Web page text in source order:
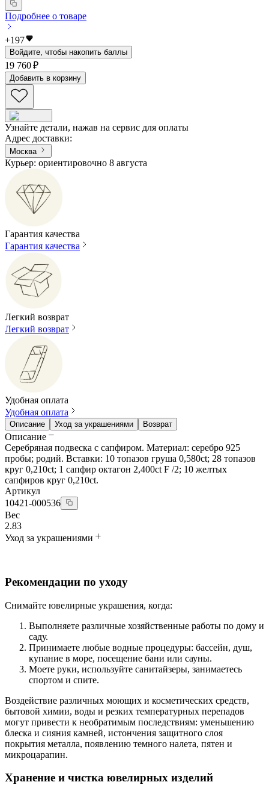
Подробнее о товаре
+197
Войдите, чтобы накопить баллы
19 760 ₽
Добавить в корзину
Узнайте детали, нажав на сервис для оплаты
Адрес доставки:
Москва
Курьер: ориентировочно 8 августа
Гарантия качества
Гарантия качества
Легкий возврат
Легкий возврат
Удобная оплата
Удобная оплата
Описание Уход за украшениями Возврат
Описание
Серебряная подвеска с сапфиром. Материал: серебро 925
пробы; родий. Вставки: 10 топазов груша 0,580ct; 28 топазов
круг 0,210ct; 1 сапфир октагон 2,400ct F /2; 10 желтых
сапфиров круг 0,210ct.
Артикул
10421-000536
Вес
2.83
Уход за украшениями
Рекомендации по уходу
Снимайте ювелирные украшения, когда:
Выполняете различные хозяйственные работы по дому и
саду.
Принимаете любые водные процедуры: бассейн, душ,
купание в море, посещение бани или сауны.
Моете руки, используйте санитайзеры, занимаетесь
спортом и спите.
Воздействие различных моющих и косметических средств,
бытовой химии, воды и резких температурных перепадов
могут привести к необратимым последствиям: уменьшению
блеска и сияния камней, истончения защитного слоя
покрытия металла, появлению темного налета, пятен и
микроцарапин.
Хранение и чистка ювелирных изделий